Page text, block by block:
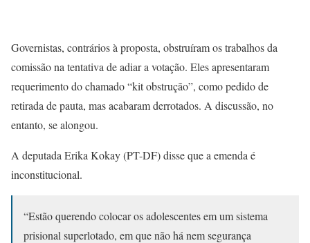
Governistas, contrários à proposta, obstruíram os trabalhos da
comissão na tentativa de adiar a votação. Eles apresentaram
requerimento do chamado “kit obstrução”, como pedido de
retirada de pauta, mas acabaram derrotados. A discussão, no
entanto, se alongou.
A deputada Erika Kokay (PT-DF) disse que a emenda é
inconstitucional.
“Estão querendo colocar os adolescentes em um sistema
prisional superlotado, em que não há nem segurança